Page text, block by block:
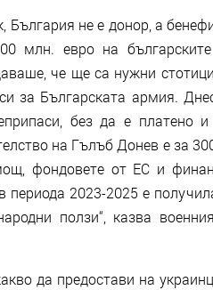
не е донор, а
млн. евро на
че ще са нужни
за Българската армия.
без да е
на Гълъб Донев е за
фондовете от ЕС и
периода 2023-2025 е
ползи“, казва
да предостави на